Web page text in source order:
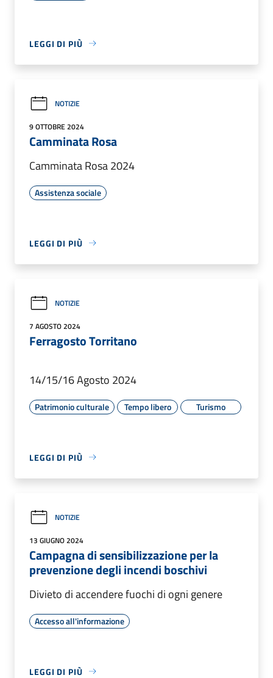
LEGGI DI PIÙ
NOTIZIE
9 OTTOBRE 2024
Camminata Rosa
Camminata Rosa 2024
Assistenza sociale
LEGGI DI PIÙ
NOTIZIE
7 AGOSTO 2024
Ferragosto Torritano
14/15/16 Agosto 2024
Patrimonio culturale Tempo libero Turismo
LEGGI DI PIÙ
NOTIZIE
13 GIUGNO 2024
Campagna di sensibilizzazione per la
prevenzione degli incendi boschivi
Divieto di accendere fuochi di ogni genere
Accesso all'informazione
LEGGI DI PIÙ